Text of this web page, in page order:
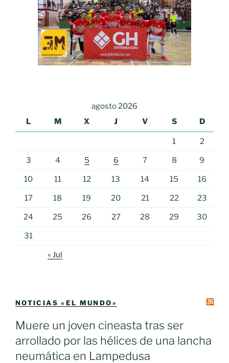
agosto 2026
L
M X J V S D
1 2
3 4 5 6 7 8 9
10 11 12 13 14 15 16
17 18 19 20 21 22 23
24 25 26 27 28 29 30
31
« Jul
NOTICIAS «EL MUNDO»
Muere un joven cineasta tras ser
arrollado por las hélices de una lancha
neumática en Lampedusa